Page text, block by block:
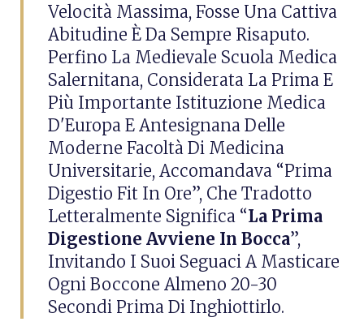
Velocità Massima, Fosse Una Cattiva
Abitudine È Da Sempre Risaputo.
Perfino La Medievale Scuola Medica
Salernitana, Considerata La Prima E
Più Importante Istituzione Medica
D'Europa E Antesignana Delle
Moderne Facoltà Di Medicina
Universitarie, Accomandava “Prima
Digestio Fit In Ore”, Che Tradotto
Letteralmente Significa “La Prima
Digestione Avviene In Bocca”,
Invitando I Suoi Seguaci A Masticare
Ogni Boccone Almeno 20-30
Secondi Prima Di Inghiottirlo.